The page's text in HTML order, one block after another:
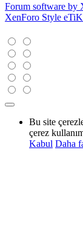
Forum software
XenForo Style
Bu site
çerez
Kabul Daha